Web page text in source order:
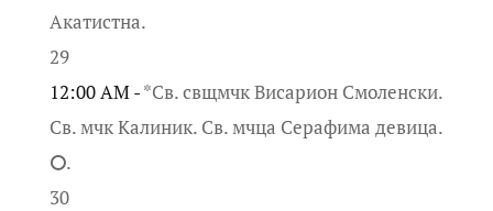
Акатистна.
29
12:00 AM -*Св. свщмчк Висарион Смоленски.
Св. мчк Калиник. Св. мчца Серафима девица.
⭘.
30